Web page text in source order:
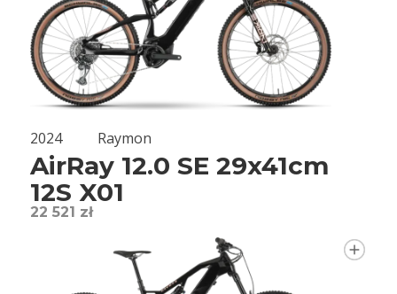
2024 Raymon
AirRay 12.0 SE 29x41cm
12S X01
22 521 zł